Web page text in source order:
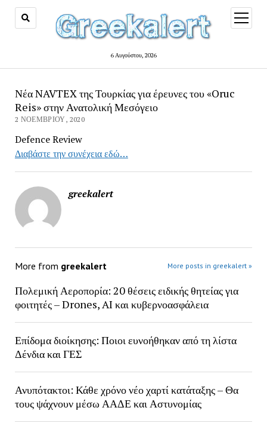
6 Αυγούστου, 2026
open
menu
Νέα NAVTEX της Τουρκίας για έρευνες του «Oruc
Reis» στην Ανατολική Μεσόγειο
2 ΝΟΕΜΒΡΊΟΥ, 2020
Defence Review
Διαβάστε την συνέχεια εδώ…
greekalert
More from greekalert More posts in greekalert »
Πολεμική Αεροπορία: 20 θέσεις ειδικής θητείας για
φοιτητές – Drones, AI και κυβερνοασφάλεια
Επίδομα διοίκησης: Ποιοι ευνοήθηκαν από τη λίστα
Δένδια και ΓΕΣ
Ανυπότακτοι: Κάθε χρόνο νέο χαρτί κατάταξης – Θα
τους ψάχνουν μέσω ΑΑΔΕ και Αστυνομίας